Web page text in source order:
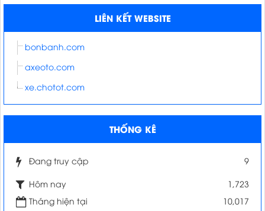
LIÊN KẾT WEBSITE
bonbanh.com
axeoto.com
xe.chotot.com
THỐNG KÊ
Đang truy cập 9
Hôm nay
1,723
Tháng hiện tại
10,017